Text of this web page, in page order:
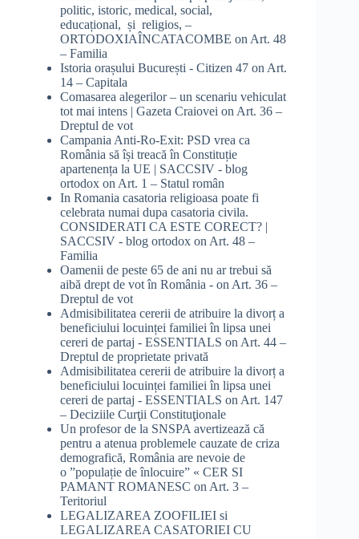
politic, istoric, medical, social,
educațional, și religios, –
ORTODOXIAÎNCATACOMBE on Art. 48
– Familia
Istoria orașului București - Citizen 47 on Art.
14 – Capitala
Comasarea alegerilor – un scenariu vehiculat
tot mai intens | Gazeta Craiovei on Art. 36 –
Dreptul de vot
Campania Anti-Ro-Exit: PSD vrea ca
România să își treacă în Constituție
apartenența la UE | SACCSIV - blog
ortodox on Art. 1 – Statul român
In Romania casatoria religioasa poate fi
celebrata numai dupa casatoria civila.
CONSIDERATI CA ESTE CORECT? |
SACCSIV - blog ortodox on Art. 48 –
Familia
Oamenii de peste 65 de ani nu ar trebui să
aibă drept de vot în România - on Art. 36 –
Dreptul de vot
Admisibilitatea cererii de atribuire la divorț a
beneficiului locuinței familiei în lipsa unei
cereri de partaj - ESSENTIALS on Art. 44 –
Dreptul de proprietate privată
Admisibilitatea cererii de atribuire la divorț a
beneficiului locuinței familiei în lipsa unei
cereri de partaj - ESSENTIALS on Art. 147
– Deciziile Curţii Constituţionale
Un profesor de la SNSPA avertizează că
pentru a atenua problemele cauzate de criza
demografică, România are nevoie de
o ”populație de înlocuire” « CER SI
PAMANT ROMANESC on Art. 3 –
Teritoriul
LEGALIZAREA ZOOFILIEI si
LEGALIZAREA CASATORIEI CU